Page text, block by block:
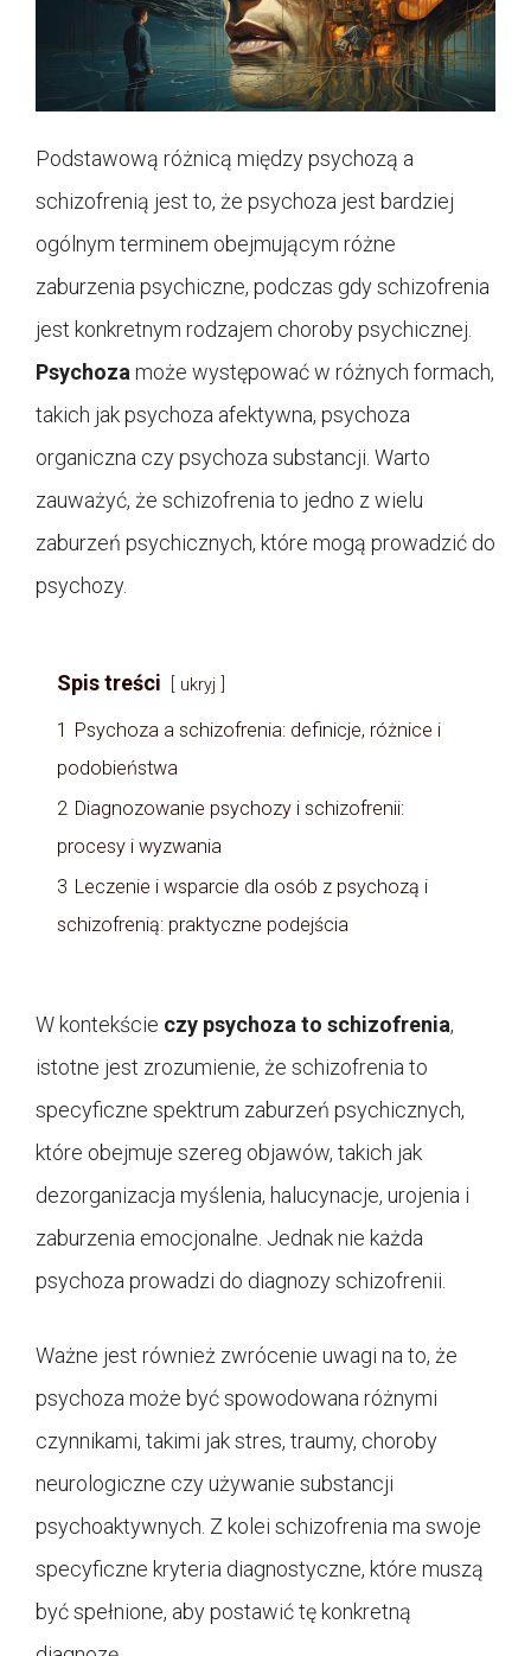
Podstawową różnicą między psychozą a
schizofrenią jest to, że psychoza jest bardziej
ogólnym terminem obejmującym różne
zaburzenia psychiczne, podczas gdy schizofrenia
jest konkretnym rodzajem choroby psychicznej.
Psychoza może występować w różnych formach,
takich jak psychoza afektywna, psychoza
organiczna czy psychoza substancji. Warto
zauważyć, że schizofrenia to jedno z wielu
zaburzeń psychicznych, które mogą prowadzić do
psychozy.
Spis treści ukryj
1 Psychoza a schizofrenia: definicje, różnice i
podobieństwa
2 Diagnozowanie psychozy i schizofrenii:
procesy i wyzwania
3 Leczenie i wsparcie dla osób z psychozą i
schizofrenią: praktyczne podejścia
W kontekście czy psychoza to schizofrenia,
istotne jest zrozumienie, że schizofrenia to
specyficzne spektrum zaburzeń psychicznych,
które obejmuje szereg objawów, takich jak
dezorganizacja myślenia, halucynacje, urojenia i
zaburzenia emocjonalne. Jednak nie każda
psychoza prowadzi do diagnozy schizofrenii.
Ważne jest również zwrócenie uwagi na to, że
psychoza może być spowodowana różnymi
czynnikami, takimi jak stres, traumy, choroby
neurologiczne czy używanie substancji
psychoaktywnych. Z kolei schizofrenia ma swoje
specyficzne kryteria diagnostyczne, które muszą
być spełnione, aby postawić tę konkretną